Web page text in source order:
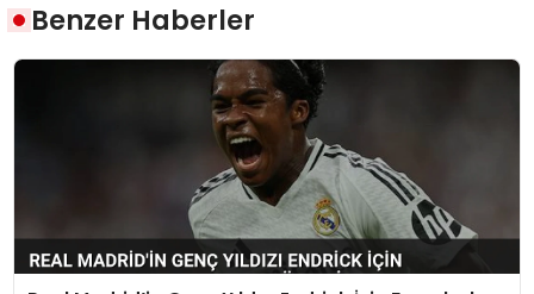
Benzer Haberler